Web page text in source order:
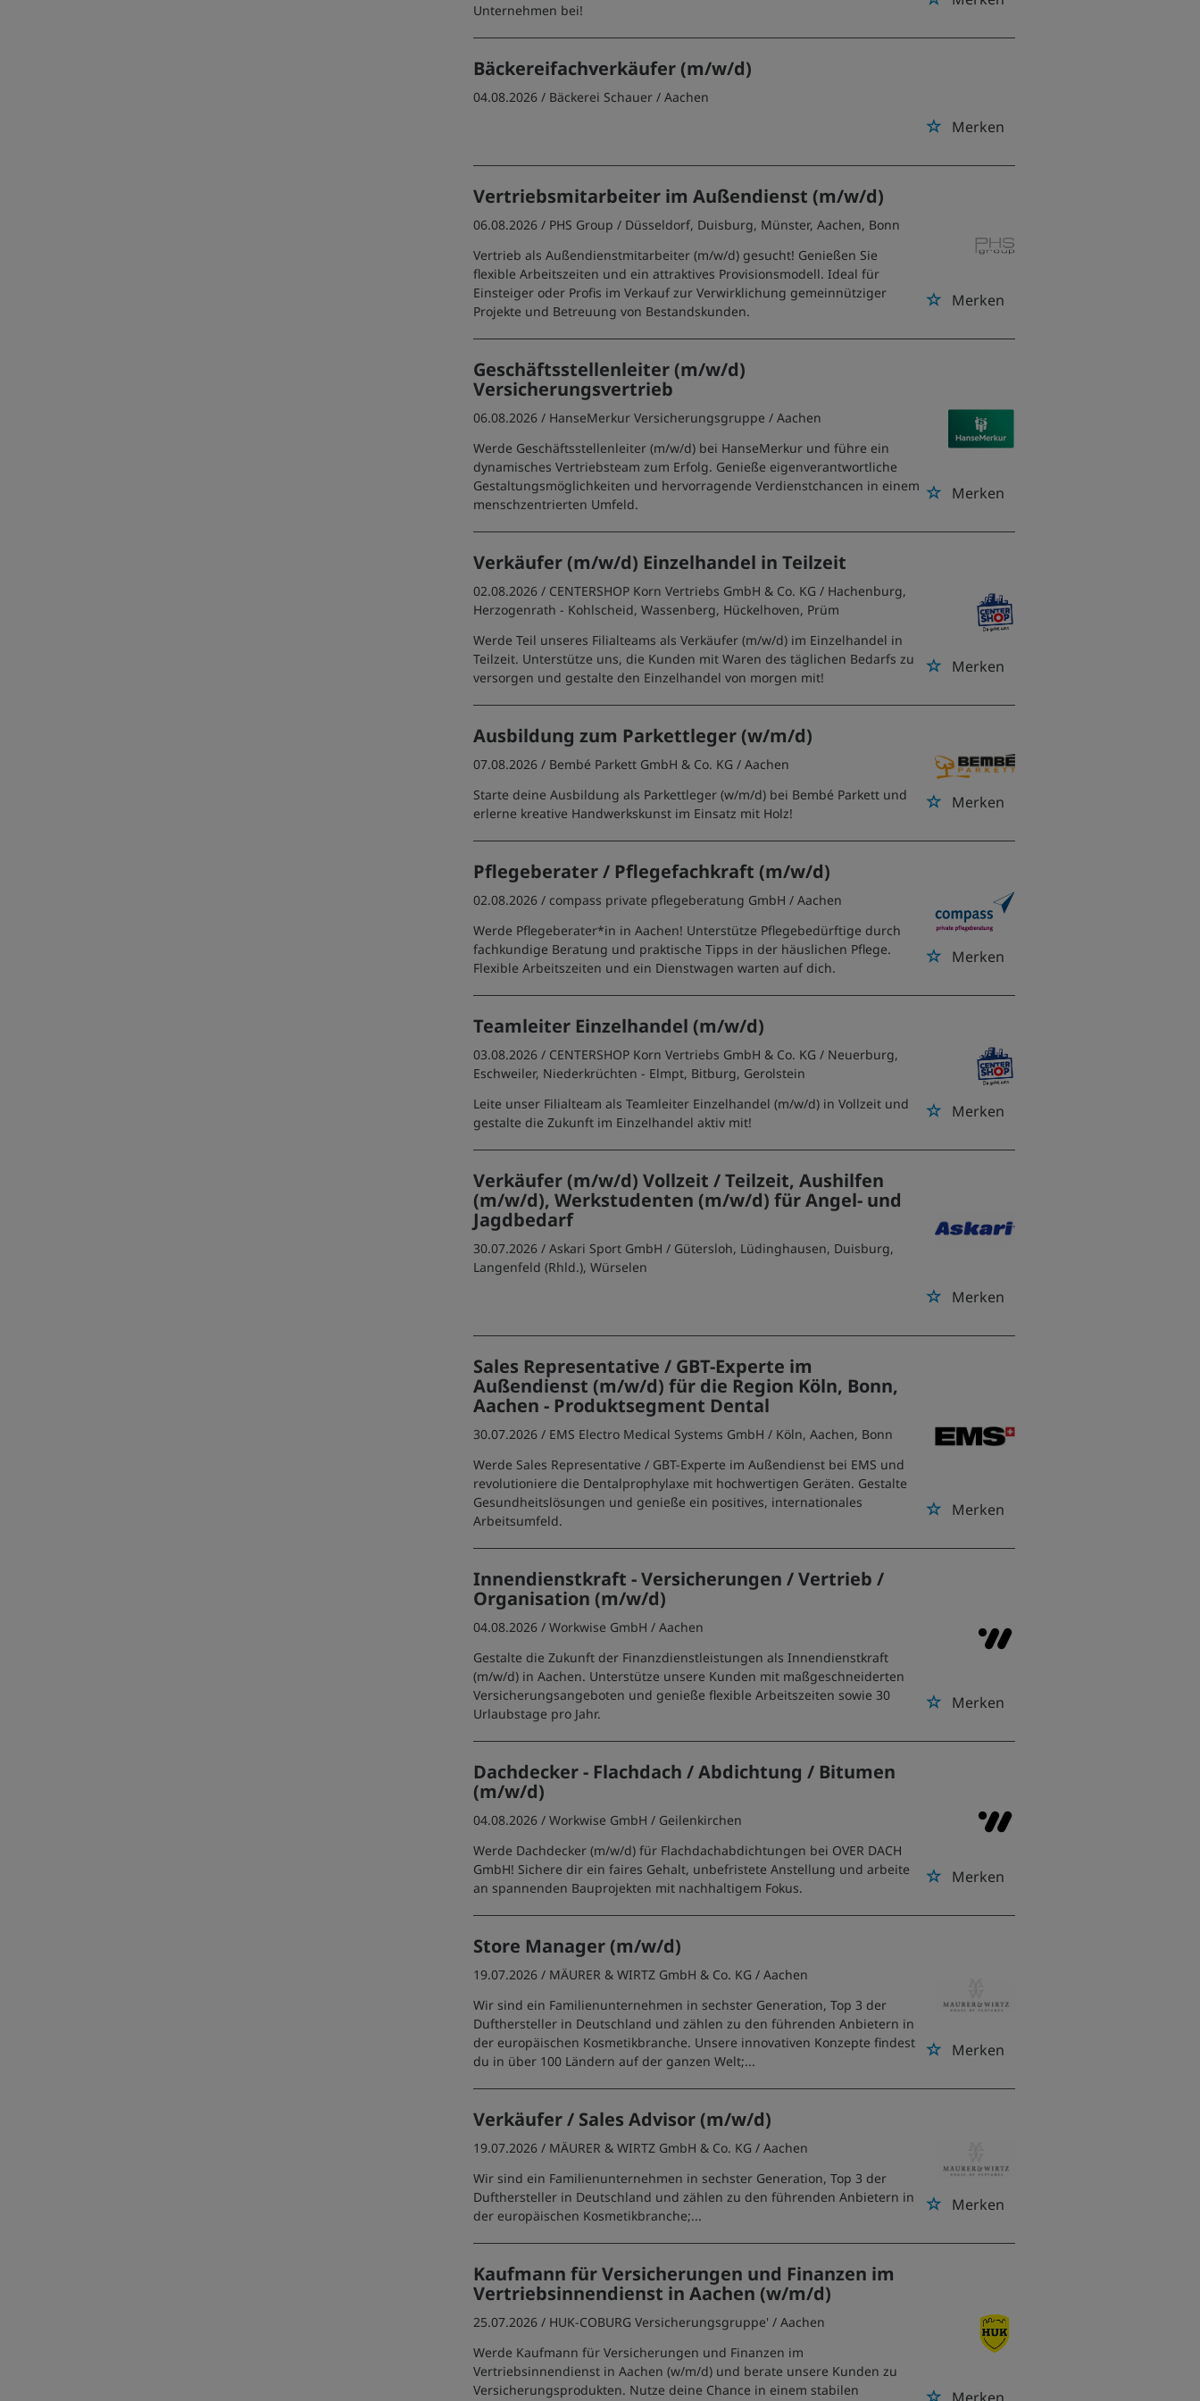
Unternehmen bei!
Bäckereifachverkäufer (m/w/d)
Merken
04.08.2026 / Bäckerei Schauer / Aachen
Vertriebsmitarbeiter im Außendienst (m/w/d)
Merken
06.08.2026 / PHS Group / Düsseldorf, Duisburg, Münster, Aachen, Bonn
Vertrieb als Außendienstmitarbeiter (m/w/d) gesucht! Genießen Sie
flexible Arbeitszeiten und ein attraktives Provisionsmodell. Ideal für
Einsteiger oder Profis im Verkauf zur Verwirklichung gemeinnütziger
Projekte und Betreuung von Bestandskunden.
Geschäftsstellenleiter (m/w/d)
Versicherungsvertrieb
Merken
06.08.2026 / HanseMerkur Versicherungsgruppe / Aachen
Werde Geschäftsstellenleiter (m/w/d) bei HanseMerkur und führe ein
dynamisches Vertriebsteam zum Erfolg. Genieße eigenverantwortliche
Gestaltungsmöglichkeiten und hervorragende Verdienstchancen in einem
menschzentrierten Umfeld.
Verkäufer (m/w/d) Einzelhandel in Teilzeit
Merken
02.08.2026 / CENTERSHOP Korn Vertriebs GmbH & Co. KG / Hachenburg,
Herzogenrath - Kohlscheid, Wassenberg, Hückelhoven, Prüm
Werde Teil unseres Filialteams als Verkäufer (m/w/d) im Einzelhandel in
Teilzeit. Unterstütze uns, die Kunden mit Waren des täglichen Bedarfs zu
versorgen und gestalte den Einzelhandel von morgen mit!
Ausbildung zum Parkettleger (w/m/d)
Merken
07.08.2026 / Bembé Parkett GmbH & Co. KG / Aachen
Starte deine Ausbildung als Parkettleger (w/m/d) bei Bembé Parkett und
erlerne kreative Handwerkskunst im Einsatz mit Holz!
Pflegeberater / Pflegefachkraft (m/w/d)
Merken
02.08.2026 / compass private pflegeberatung GmbH / Aachen
Werde Pflegeberater*in in Aachen! Unterstütze Pflegebedürftige durch
fachkundige Beratung und praktische Tipps in der häuslichen Pflege.
Flexible Arbeitszeiten und ein Dienstwagen warten auf dich.
Teamleiter Einzelhandel (m/w/d)
Merken
03.08.2026 / CENTERSHOP Korn Vertriebs GmbH & Co. KG / Neuerburg,
Eschweiler, Niederkrüchten - Elmpt, Bitburg, Gerolstein
Leite unser Filialteam als Teamleiter Einzelhandel (m/w/d) in Vollzeit und
gestalte die Zukunft im Einzelhandel aktiv mit!
Verkäufer (m/w/d) Vollzeit / Teilzeit, Aushilfen
(m/w/d), Werkstudenten (m/w/d) für Angel- und
Jagdbedarf
Merken
30.07.2026 /Askari Sport GmbH / Gütersloh, Lüdinghausen, Duisburg,
Langenfeld (Rhld.), Würselen
Sales Representative / GBT-Experte im
Außendienst (m/w/d) für die Region Köln, Bonn,
Aachen - Produktsegment Dental
Merken
30.07.2026 / EMS Electro Medical Systems GmbH / Köln, Aachen, Bonn
Werde Sales Representative / GBT-Experte im Außendienst bei EMS und
revolutioniere die Dentalprophylaxe mit hochwertigen Geräten. Gestalte
Gesundheitslösungen und genieße ein positives, internationales
Arbeitsumfeld.
Innendienstkraft - Versicherungen / Vertrieb /
Organisation (m/w/d)
Merken
04.08.2026 /Workwise GmbH / Aachen
Gestalte die Zukunft der Finanzdienstleistungen als Innendienstkraft
(m/w/d) in Aachen. Unterstütze unsere Kunden mit maßgeschneiderten
Versicherungsangeboten und genieße flexible Arbeitszeiten sowie 30
Urlaubstage pro Jahr.
Dachdecker - Flachdach / Abdichtung / Bitumen
(m/w/d)
Merken
04.08.2026 /Workwise GmbH / Geilenkirchen
Werde Dachdecker (m/w/d) für Flachdachabdichtungen bei OVER DACH
GmbH! Sichere dir ein faires Gehalt, unbefristete Anstellung und arbeite
an spannenden Bauprojekten mit nachhaltigem Fokus.
Store Manager (m/w/d)
Merken
19.07.2026 / MÄURER & WIRTZ GmbH & Co. KG / Aachen
Wir sind ein Familienunternehmen in sechster Generation, Top 3 der
Dufthersteller in Deutschland und zählen zu den führenden Anbietern in
der europäischen Kosmetikbranche. Unsere innovativen Konzepte findest
du in über 100 Ländern auf der ganzen Welt;...
Verkäufer / Sales Advisor (m/w/d)
Merken
19.07.2026 / MÄURER & WIRTZ GmbH & Co. KG / Aachen
Wir sind ein Familienunternehmen in sechster Generation, Top 3 der
Dufthersteller in Deutschland und zählen zu den führenden Anbietern in
der europäischen Kosmetikbranche;...
Kaufmann für Versicherungen und Finanzen im
Vertriebsinnendienst in Aachen (w/m/d)
25.07.2026 / HUK-COBURG Versicherungsgruppe' / Aachen
Werde Kaufmann für Versicherungen und Finanzen im
Vertriebsinnendienst in Aachen (w/m/d) und berate unsere Kunden zu
Versicherungsprodukten. Nutze deine Chance in einem stabilen